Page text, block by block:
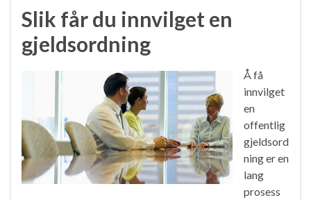
Slik får du innvilget en
gjeldsordning
Å få
innvilget
en
offentlig
gjeldsord
ning er en
lang
prosess